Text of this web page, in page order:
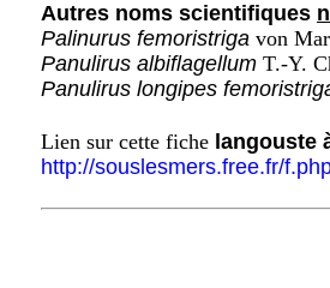
Autres noms scientifiques
Palinurus femoristriga von
Panulirus albiflagellum T.-Y.
Panulirus longipes
Lien sur cette fiche langouste
http://souslesmers.free.fr/